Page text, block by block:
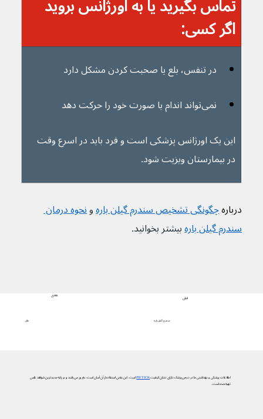
اگر کسی:
در تنفس، بلع یا صحبت کردن مشکل دارد
نمی‌تواند اندام یا صورت خود را حرکت دهد
این یک اورژانس پزشکی است و فرد باید در اسرع وقت
در بیمارستان ویزیت شود.
درباره چگونگی تشخیص سندرم گیلن بارهو نحوه درمان
سندرم گیلن بارهبیشتر بخوانید.
علل
بعدی
سندرم گیلن باره
قبلی
اطلاعات پزشکی و بهداشتی ما در دیجی‌پزشک دارای نشان کیفیتPIF TICKاست. این یعنی استفاده از آن آسان است، به‌روز می‌باشد و بر پایه جدیدترین شواهد علمی
تهیه شده است.